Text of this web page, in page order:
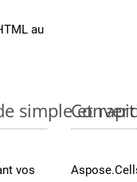
au
simple et
vos